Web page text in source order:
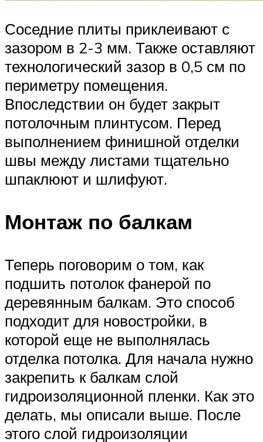
Соседние плиты приклеивают с
зазором в 2-3 мм. Также оставляют
технологический зазор в 0,5 см по
периметру помещения.
Впоследствии он будет закрыт
потолочным плинтусом. Перед
выполнением финишной отделки
швы между листами тщательно
шпаклюют и шлифуют.
Монтаж по балкам
Теперь поговорим о том, как
подшить потолок фанерой по
деревянным балкам. Это способ
подходит для новостройки, в
которой еще не выполнялась
отделка потолка. Для начала нужно
закрепить к балкам слой
гидроизоляционной пленки. Как это
делать, мы описали выше. После
этого слой гидроизоляции